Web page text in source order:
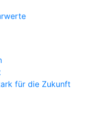
für die Zukunft